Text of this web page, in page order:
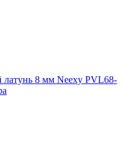
8 мм Neexy PVL68-